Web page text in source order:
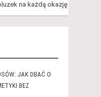
na każdą okazję
JAK DBAĆ O
BEZ